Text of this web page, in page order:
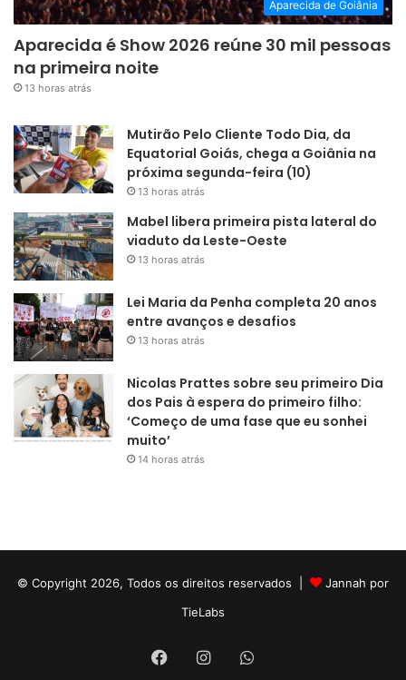
Aparecida de Goiânia
Aparecida é Show 2026 reúne 30 mil pessoas
na primeira noite
13 horas atrás
Mutirão Pelo Cliente Todo Dia, da
Equatorial Goiás, chega a Goiânia na
próxima segunda-feira (10)
13 horas atrás
Mabel libera primeira pista lateral do
viaduto da Leste-Oeste
13 horas atrás
Lei Maria da Penha completa 20 anos
entre avanços e desafios
13 horas atrás
Nicolas Prattes sobre seu primeiro Dia
dos Pais à espera do primeiro filho:
‘Começo de uma fase que eu sonhei
muito’
14 horas atrás
© Copyright 2026, Todos os direitos reservados |
Jannah por
TieLabs
FacebookInstagramWhatsApp